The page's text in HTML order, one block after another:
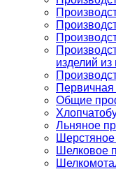
изделий из
Первичная
Общие
Льняное
Шелковое